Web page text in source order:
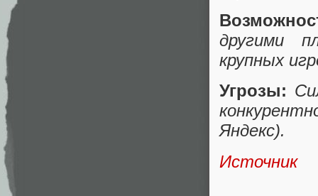
другими
крупных
Угрозы:
Яндекс).
Источник